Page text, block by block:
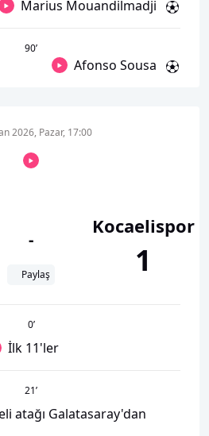
Marius Mouandilmadji
90’
Afonso Sousa
2026, Pazar, 17:00
-
Paylaş
Kocaelispor
1
0’
İlk 11'ler
21’
atağı Galatasaray'dan